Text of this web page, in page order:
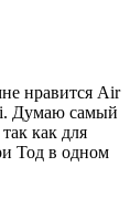
нравится Air
Думаю самый
как для
Тод в одном